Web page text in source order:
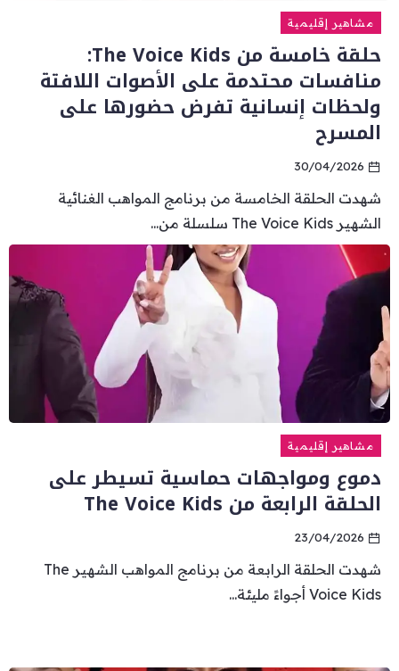
مشاهير إقليمية
حلقة خامسة من The Voice Kids:
منافسات محتدمة على الأصوات اللافتة
ولحظات إنسانية تفرض حضورها على
المسرح
30/04/2026
شهدت الحلقة الخامسة من برنامج المواهب الغنائية
الشهير The Voice Kids سلسلة من...
مشاهير إقليمية
دموع ومواجهات حماسية تسيطر على
الحلقة الرابعة من The Voice Kids
23/04/2026
شهدت الحلقة الرابعة من برنامج المواهب الشهير The
Voice Kids أجواءً مليئة...